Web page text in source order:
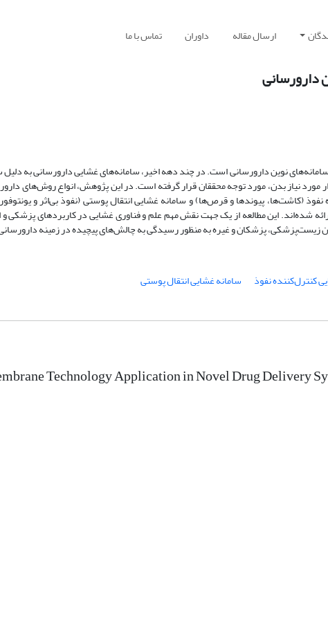
ارسال مقاله داوران تماس با ما
دارورسانی
نوین دارورسانی است. در چند دهه اخیر، سامانه‌های غشایی دارورسانی به دلیل
مورد نیاز بدن، مورد توجه محققان قرار گرفته است. در این پژوهش، انواع روش‌های
نفوذ (کاشت‌ها، پیوندها و قرص‌ها) و سامانه غشایی انتقال پوستی (نفوذ بی‌اثر و
شده‌اند. این مطالعه از یک جهت نقش مهم علم و فناوری غشایی در کاربردهای پزشکی
پزشکان و غیره به منظور رسیدگی به چالش‌های پیچیده در زمینه
کنترل‌کننده نفوذ
سامانه غشایی انتقال پوستی
Technology Application in Novel Drug Delivery